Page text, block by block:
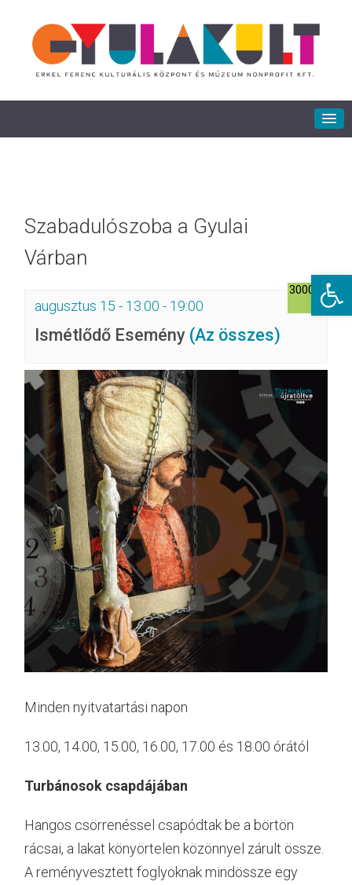
Szabadulószoba a Gyulai
Várban
augusztus 15 - 13:00 - 19:00
Ismétlődő Esemény (Az összes)
3000Ft
Minden nyitvatartási napon
13.00, 14.00, 15.00, 16.00, 17.00 és 18.00 órától
Turbánosok csapdájában
Hangos csörrenéssel csapódtak be a börtön
rácsai, a lakat könyörtelen közönnyel zárult össze.
A reményvesztett foglyoknak mindössze egy